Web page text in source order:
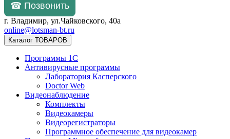
☎ Позвонить
г. Владимир, ул.Чайковского, 40а
online@lotsman-bt.ru
Каталог ТОВАРОВ
Программы 1С
Антивирусные программы
Лаборатория Касперского
Doctor Web
Видеонаблюдение
Комплекты
Видеокамеры
Видеорегистраторы
Программное обеспечение для видеокамер